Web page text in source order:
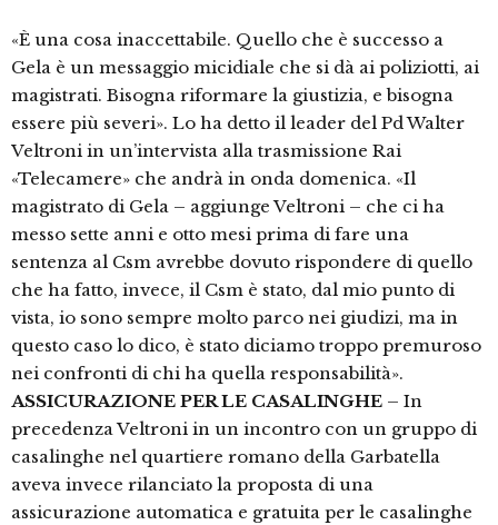
«È una cosa inaccettabile. Quello che è successo a
Gela è un messaggio micidiale che si dà ai poliziotti, ai
magistrati. Bisogna riformare la giustizia, e bisogna
essere più severi». Lo ha detto il leader del Pd Walter
Veltroni in un’intervista alla trasmissione Rai
«Telecamere» che andrà in onda domenica. «Il
magistrato di Gela – aggiunge Veltroni – che ci ha
messo sette anni e otto mesi prima di fare una
sentenza al Csm avrebbe dovuto rispondere di quello
che ha fatto, invece, il Csm è stato, dal mio punto di
vista, io sono sempre molto parco nei giudizi, ma in
questo caso lo dico, è stato diciamo troppo premuroso
nei confronti di chi ha quella responsabilità».
ASSICURAZIONE PER LE CASALINGHE – In
precedenza Veltroni in un incontro con un gruppo di
casalinghe nel quartiere romano della Garbatella
aveva invece rilanciato la proposta di una
assicurazione automatica e gratuita per le casalinghe